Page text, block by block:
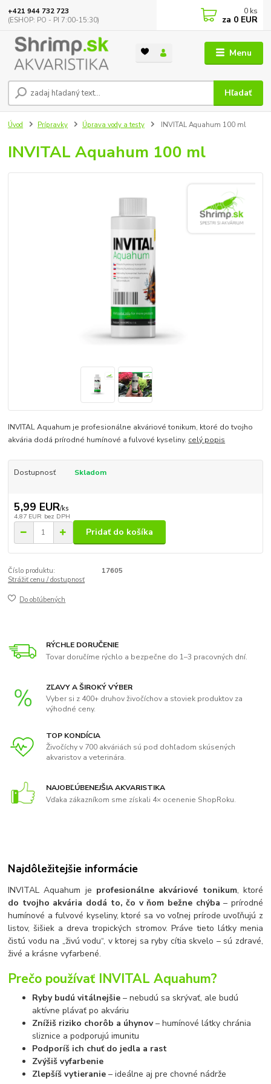
Menu
Hľadať
+421 944 732 723
(ESHOP: PO - PI 7:00-15:30)
0 ks
za 0 EUR
Úvod Prípravky Úprava vody a testy INVITAL Aquahum 100 ml
INVITAL Aquahum 100 ml
INVITAL Aquahum je profesionálne akváriové tonikum, ktoré do tvojho
akvária dodá prírodné humínové a fulvové kyseliny. celý popis
Dostupnosť Skladom
5,99 EUR/ks
4,87 EUR bez DPH
Pridať do košíka
Číslo produktu:
17605
Strážiť cenu / dostupnosť
Do obľúbených
RÝCHLE DORUČENIE
Tovar doručíme rýchlo a bezpečne do 1–3 pracovných dní.
ZĽAVY A ŠIROKÝ VÝBER
Vyber si z 400+ druhov živočíchov a stoviek produktov za
výhodné ceny.
TOP KONDÍCIA
Živočíchy v 700 akváriách sú pod dohľadom skúsených
akvaristov a veterinára.
NAJOBĽÚBENEJŠIA AKVARISTIKA
Vďaka zákazníkom sme získali 4× ocenenie ShopRoku.
Najdôležitejšie informácie
INVITAL Aquahum je profesionálne akváriové tonikum, ktoré
do tvojho akvária dodá to, čo v ňom bežne chýba – prírodné
humínové a fulvové kyseliny, ktoré sa vo voľnej prírode uvoľňujú z
listov, šišiek a dreva tropických stromov. Práve tieto látky menia
čistú vodu na „živú vodu“, v ktorej sa ryby cítia skvelo – sú zdravé,
živé a krásne vyfarbené.
Prečo používať INVITAL Aquahum?
Ryby budú vitálnejšie – nebudú sa skrývať, ale budú
aktívne plávať po akváriu
Znížiš riziko chorôb a úhynov– humínové látky chránia
sliznice a podporujú imunitu
Podporíš ich chuť do jedla a rast
Zvýšiš vyfarbenie
Zlepšíš vytieranie – ideálne aj pre chovné nádrže